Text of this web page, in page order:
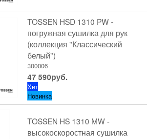
TOSSEN HSD 1310 PW -
погружная сушилка для рук
(коллекция "Классический
белый")
300006
47 590руб.
Хит
Новинка
TOSSEN HS 1310 MW -
высокоскоростная сушилка